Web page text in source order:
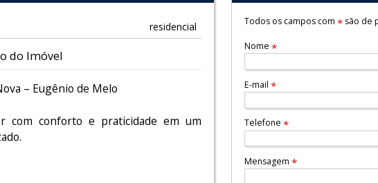
residencial
do Imóvel
– Eugênio de Melo
com conforto e praticidade em um
Todos os campos com *são de
Nome *
E-mail *
Telefone *
Mensagem *